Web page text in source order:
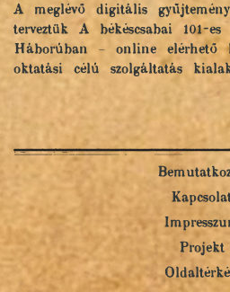
A meglévő digitális
terveztük A békéscsabai 101-
Háborúban – online elérhető
oktatási célú szolgáltatás
Projekt